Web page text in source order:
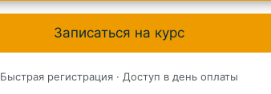
Записаться на курс
Быстрая регистрация · Доступ в день оплаты